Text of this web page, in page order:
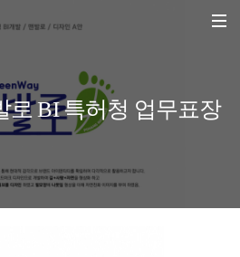
로 BI 특허청 업무표장